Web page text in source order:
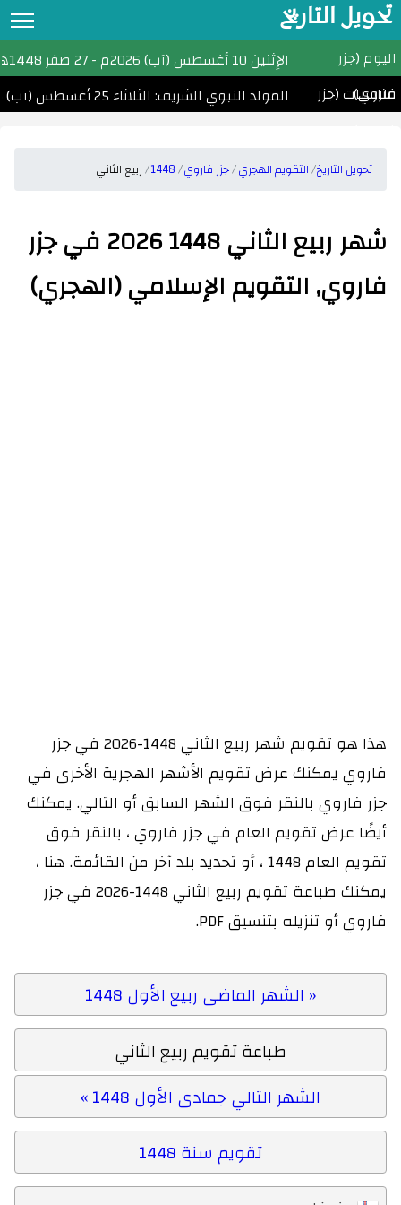
تحويل التاريخ
تحويل التاريخ
التقويم الهجري
الأشهر الهجرية والميلادية
التاريخ الهجري اليوم
مواقيت الصلاة
اليوم (جزر
فاروي)
الإثنين10 أغسطس (آب) 2026م -27 صفر 1448هـ
مناسبات (جزر
المولد النبوي الشريف: الثلاثاء 25 أغسطس (آب) 2026
تحويل التاريخ التقويم الهجري جزر فاروي 1448 ربيع الثاني
شهر ربيع الثاني 1448 2026 في جزر
فاروي, التقويم الإسلامي (الهجري)
هذا هو تقويم شهر ربيع الثاني 1448-2026 في جزر
فاروي يمكنك عرض تقويم الأشهر الهجرية الأخرى في
جزر فاروي بالنقر فوق الشهر السابق أو التالي. يمكنك
أيضًا عرض تقويم العام في جزر فاروي ، بالنقر فوق
تقويم العام 1448 ، أو تحديد بلد آخر من القائمة. هنا ،
يمكنك طباعة تقويم ربيع الثاني 1448-2026 في جزر
فاروي أو تنزيله بتنسيق PDF.
« الشهر الماضى ربيع الأول 1448
طباعة تقويم ربيع الثاني
الشهر التالي جمادى الأول 1448 »
تقويم سنة 1448